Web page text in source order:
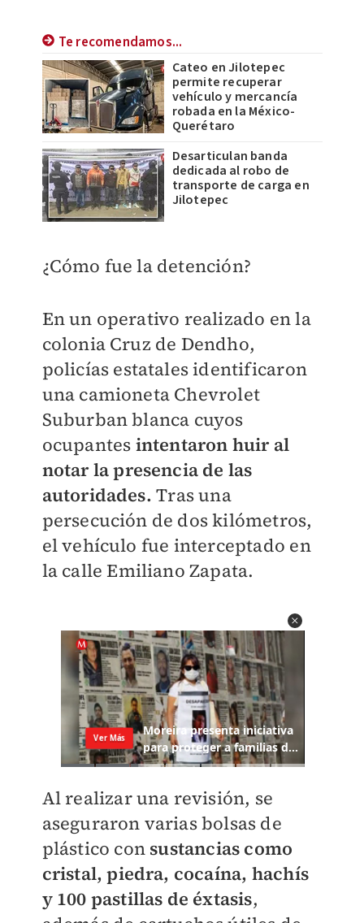
Te recomendamos...
Cateo en Jilotepec
permite recuperar
vehículo y mercancía
robada en la México-
Querétaro
Desarticulan banda
dedicada al robo de
transporte de carga en
Jilotepec
¿Cómo fue la detención?
En un operativo realizado en la
colonia Cruz de Dendho,
policías estatales identificaron
una camioneta Chevrolet
Suburban blanca cuyos
ocupantes intentaron huir al
notar la presencia de las
autoridades.Tras una
persecución de dos kilómetros,
el vehículo fue interceptado en
la calle Emiliano Zapata.
Al realizar una revisión, se
aseguraron varias bolsas de
plástico con sustancias como
cristal, piedra, cocaína, hachís
y 100 pastillas de éxtasis,